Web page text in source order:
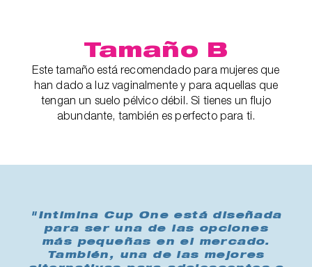
Tamaño B
Este tamaño está recomendado para mujeres que
han dado a luz vaginalmente y para aquellas que
tengan un suelo pélvico débil. Si tienes un flujo
abundante, también es perfecto para ti.
"Intimina Cup One está diseñada
para ser una de las opciones
más pequeñas en el mercado.
También, una de las mejores